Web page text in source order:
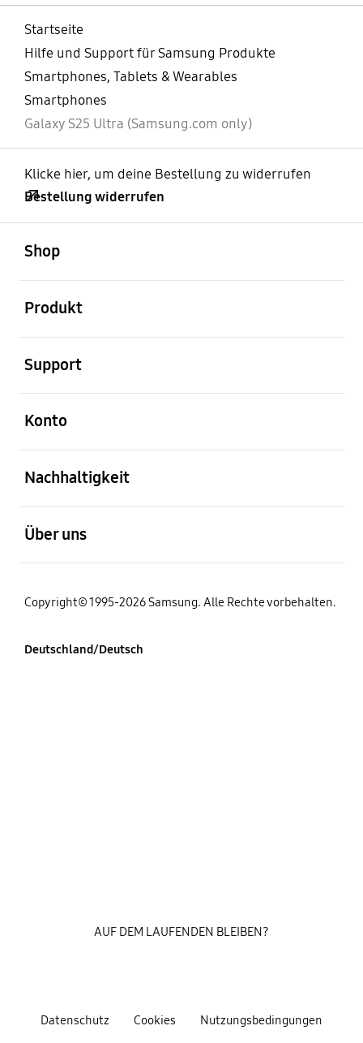
Startseite
Hilfe und Support für Samsung Produkte
Smartphones, Tablets & Wearables
Smartphones
Galaxy S25 Ultra (Samsung.com only)
Klicke hier, um deine Bestellung zu widerrufen
Bestellung widerrufen
Shop
Produkt
Support
Konto
Nachhaltigkeit
Über uns
Copyright© 1995-2026 Samsung. Alle Rechte vorbehalten.
Deutschland/Deutsch
Datenschutz Cookies Nutzungsbedingungen
AUF DEM LAUFENDEN BLEIBEN?